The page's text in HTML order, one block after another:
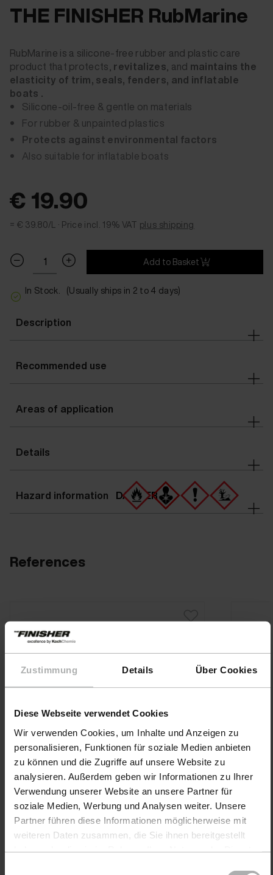
Zustimmung Details Über Cookies
Diese Webseite verwendet Cookies
Wir verwenden Cookies, um Inhalte und Anzeigen zu
personalisieren, Funktionen für soziale Medien anbieten
zu können und die Zugriffe auf unsere Website zu
analysieren. Außerdem geben wir Informationen zu Ihrer
Verwendung unserer Website an unsere Partner für
soziale Medien, Werbung und Analysen weiter. Unsere
Partner führen diese Informationen möglicherweise mit
weiteren Daten zusammen, die Sie ihnen bereitgestellt
THE FINISHER RubMarine
RubMarine is a silicone-free rubber and plastic care
product that protects, revitalizes, and maintains the
elasticity of trim, seals, fenders, and inflatable
boats .
Silicone-oil-free & gentle on materials
For rubber & unpainted plastics
Protects against environmental factors
Also suitable for inflatable boats
€ 19.90
= € 39.80/L · Price incl. 19% VAT plus shipping
Add to Basket
In Stock. (Usually ships in 2 to 4 days)
Description
Recommended use
Areas of application
Details
Hazard information DANGER
References
THE FINISHER · Item No. 77112-1L-01
CoverGuard
of 5